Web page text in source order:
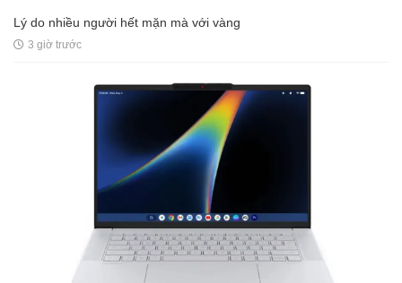
Lý do nhiều người hết mặn mà với vàng
3 giờ trước